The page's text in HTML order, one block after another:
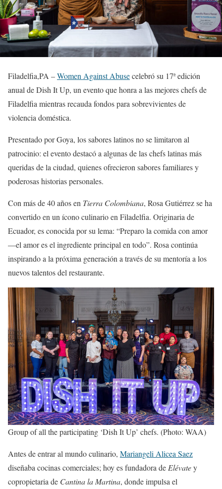
Filadelfia,PA –Women Against Abusecelebró su 17ª edición
anual de Dish It Up, un evento que honra a las mejores chefs de
Filadelfia mientras recauda fondos para sobrevivientes de
violencia doméstica.
Presentado por Goya, los sabores latinos no se limitaron al
patrocinio: el evento destacó a algunas de las chefs latinas más
queridas de la ciudad, quienes ofrecieron sabores familiares y
poderosas historias personales.
Con más de 40 años en Tierra Colombiana, Rosa Gutiérrez se ha
convertido en un ícono culinario en Filadelfia. Originaria de
Ecuador, es conocida por su lema: “Preparo la comida con amor
—el amor es el ingrediente principal en todo”. Rosa continúa
inspirando a la próxima generación a través de su mentoría a los
nuevos talentos del restaurante.
Group of all the participating ‘Dish It Up’ chefs. (Photo: WAA)
Antes de entrar al mundo culinario, Mariangeli Alicea Saez
diseñaba cocinas comerciales; hoy es fundadora de Elévatey
copropietaria de Cantina la Martina, donde impulsa el